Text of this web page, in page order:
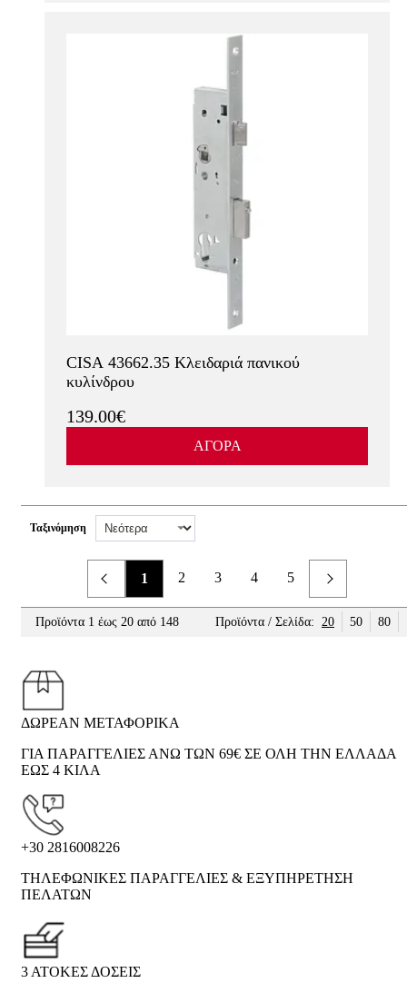
CISA 43662.35 Κλειδαριά πανικού
κυλίνδρου
139.00€
ΑΓΟΡΑ
Ταξινόμηση
Προηγούμενο
1 2 3 4 5
Επόμενο
Προϊόντα 1 έως 20 από 148 Προϊόντα / Σελίδα: 20 50 80
ΔΩΡΕΑΝ ΜΕΤΑΦΟΡΙΚΑ
ΓΙΑ ΠΑΡΑΓΓΕΛΙΕΣ ΑΝΩ ΤΩΝ 69€ ΣΕ ΟΛΗ ΤΗΝ ΕΛΛΑΔΑ
ΕΩΣ 4 ΚΙΛΑ
+30 2816008226
ΤΗΛΕΦΩΝΙΚΕΣ ΠΑΡΑΓΓΕΛΙΕΣ & ΕΞΥΠΗΡΕΤΗΣΗ
ΠΕΛΑΤΩΝ
3 ΑΤΟΚΕΣ ΔΟΣΕΙΣ